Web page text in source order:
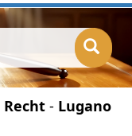
- Lugano